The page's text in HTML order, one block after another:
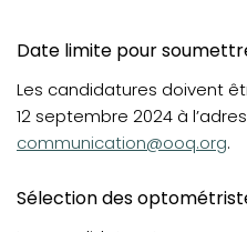
Date limite pour
Les candidatures doivent
12 septembre 2024 à
communication@ooq.org.
Sélection des